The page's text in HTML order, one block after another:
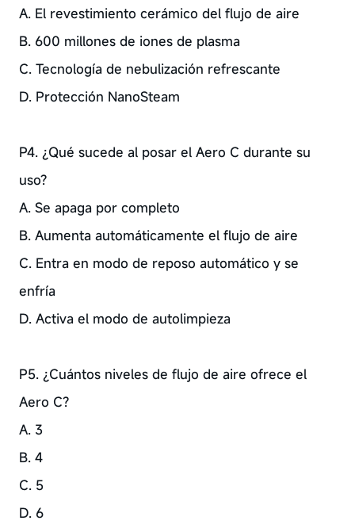
A. El revestimiento cerámico del flujo de aire
B. 600 millones de iones de plasma
C. Tecnología de nebulización refrescante
D. Protección NanoSteam
P4. ¿Qué sucede al posar el Aero C durante su
uso?
A. Se apaga por completo
B. Aumenta automáticamente el flujo de aire
C. Entra en modo de reposo automático y se
enfría
D. Activa el modo de autolimpieza
P5. ¿Cuántos niveles de flujo de aire ofrece el
Aero C?
A. 3
B. 4
C. 5
D. 6